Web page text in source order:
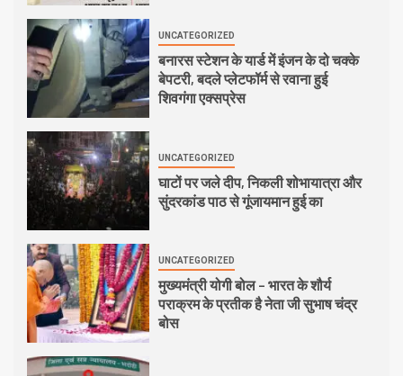
UNCATEGORIZED
बनारस स्टेशन के यार्ड में इंजन के दो चक्के
बेपटरी, बदले प्लेटफॉर्म से रवाना हुई
शिवगंगा एक्सप्रेस
UNCATEGORIZED
घाटों पर जले दीप, निकली शोभायात्रा और
सुंदरकांड पाठ से गूंजायमान हुई का
UNCATEGORIZED
मुख्यमंत्री योगी बोल – भारत के शौर्य
पराक्रम के प्रतीक है नेता जी सुभाष चंद्र
बोस